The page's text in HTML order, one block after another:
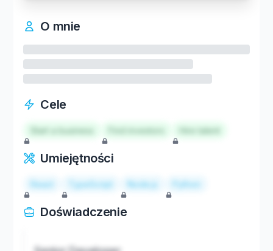
O mnie
Cele
Start a business Hire talent
Umiejętności
React TypeScript Node.js Python
Doświadczenie